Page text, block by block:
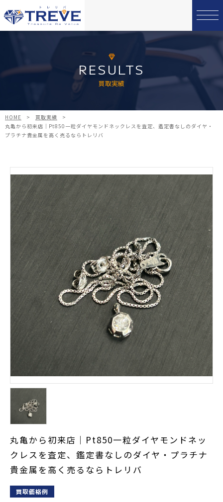
RESULTS
買取実績
HOME > 買取実績
>
丸亀から初来店｜Pt850一粒ダイヤモンドネックレスを査定、鑑定書なしのダイヤ・
プラチナ貴金属を高く売るならトレリバ
丸亀から初来店｜Pt850一粒ダイヤモンドネッ
クレスを査定、鑑定書なしのダイヤ・プラチナ
貴金属を高く売るならトレリバ
買取価格例